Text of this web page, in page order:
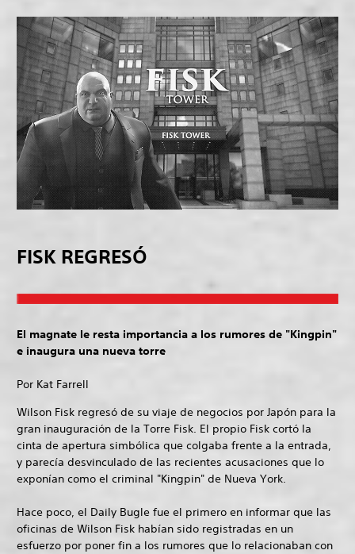
FISK REGRESÓ
El magnate le resta importancia a los rumores de "Kingpin"
e inaugura una nueva torre
Por Kat Farrell
Wilson Fisk regresó de su viaje de negocios por Japón para la
gran inauguración de la Torre Fisk. El propio Fisk cortó la
cinta de apertura simbólica que colgaba frente a la entrada,
y parecía desvinculado de las recientes acusaciones que lo
exponían como el criminal "Kingpin" de Nueva York.
Hace poco, el Daily Bugle fue el primero en informar que las
oficinas de Wilson Fisk habían sido registradas en un
esfuerzo por poner fin a los rumores que lo relacionaban con